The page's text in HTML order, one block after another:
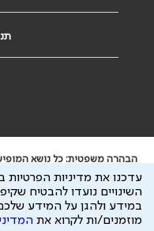
הבהרה משפטית: כל נושא
ייעוץ רפואי או משפטי. אין
ידוע לי שהר"י אוספת ושומרת
להיות מועבר לצדדים שלישיים,
עדכנו את מדיניות הפרטיות
השינויים נועדו להבטיח
במידע ולהגן על המידע
מוזמנים/ות לקרוא את